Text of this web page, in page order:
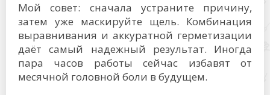
Мой совет: сначала устраните причину,
затем уже маскируйте щель. Комбинация
выравнивания и аккуратной герметизации
даёт самый надежный результат. Иногда
пара часов работы сейчас избавят от
месячной головной боли в будущем.